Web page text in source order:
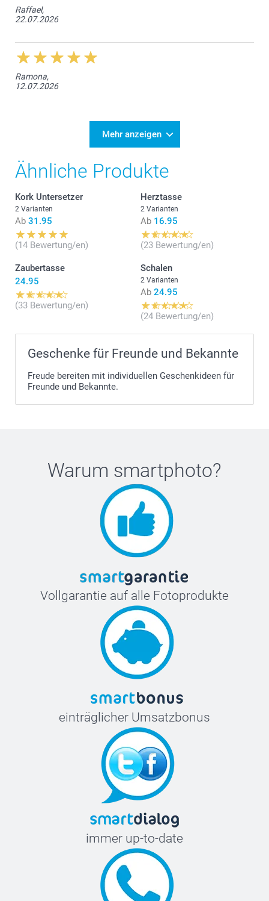
Raffael,
22.07.2026
Ramona,
12.07.2026
Mehr anzeigen
Ähnliche Produkte
Kork Untersetzer
2 Varianten
Ab 31.95
(14 Bewertung/en)
Herztasse
2 Varianten
Ab 16.95
(23 Bewertung/en)
Zaubertasse
24.95
(33 Bewertung/en)
Schalen
2 Varianten
Ab 24.95
(24 Bewertung/en)
Geschenke für Freunde und Bekannte
Freude bereiten mit individuellen Geschenkideen für
Freunde und Bekannte.
Warum smartphoto?
Vollgarantie auf alle Fotoprodukte
einträglicher Umsatzbonus
immer up-to-date